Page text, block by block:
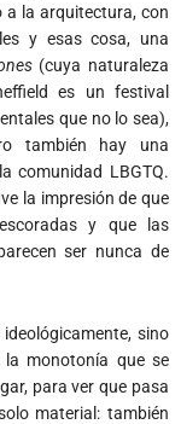
a la arquitectura, con
y esas cosa, una
(cuya naturaleza
es un festival
que no lo sea),
también hay una
comunidad LBGTQ.
la impresión de que
y que las
ser nunca de
sino
monotonía que se
para ver que pasa
material: también